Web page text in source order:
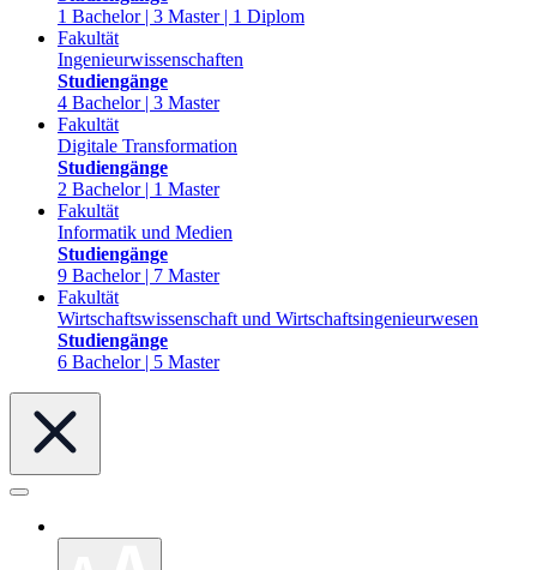
1 Bachelor | 3 Master | 1 Diplom
Fakultät
Ingenieurwissenschaften
Studiengänge
4 Bachelor | 3 Master
Fakultät
Digitale Transformation
Studiengänge
2 Bachelor | 1 Master
Fakultät
Informatik und Medien
Studiengänge
9 Bachelor | 7 Master
Fakultät
Wirtschaftswissenschaft und Wirtschaftsingenieurwesen
Studiengänge
6 Bachelor | 5 Master